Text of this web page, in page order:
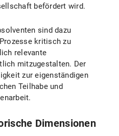
befördert wird.
sind dazu
kritisch zu
relevante
mitzugestalten. Der
zur eigenständigen
Teilhabe und
Dimensionen